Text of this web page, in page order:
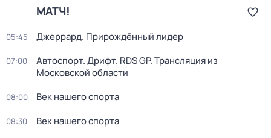
МАТЧ!
05:45 Джеррард. Прирождённый лидер
07:00
Автоспорт. Дрифт. RDS GP. Трансляция из
Московской области
08:00 Век нашего спорта
08:30 Век нашего спорта